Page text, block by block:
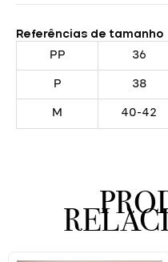
Referências de tamanho
PP
36
P 38
M 40-42